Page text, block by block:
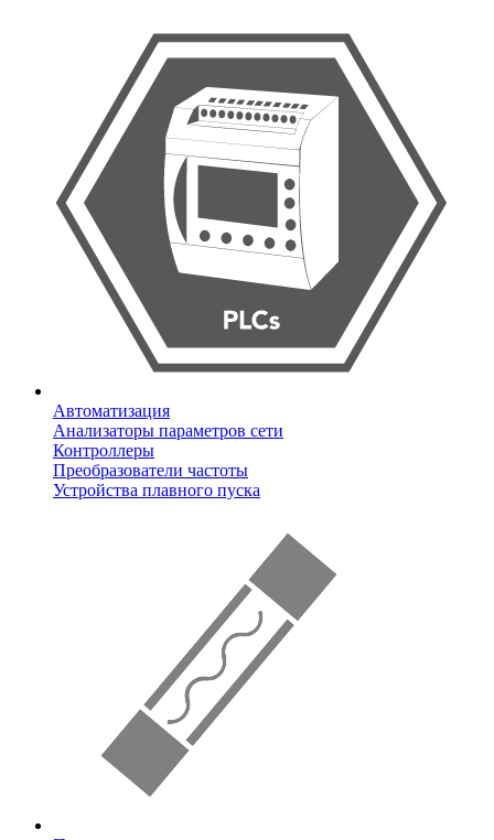
Автоматизация
Анализаторы параметров сети
Контроллеры
Преобразователи частоты
Устройства плавного пуска